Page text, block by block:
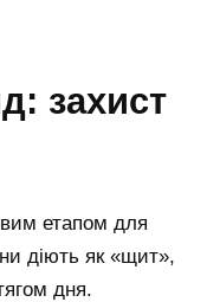
етапом для
діють як «щит»,
дня.